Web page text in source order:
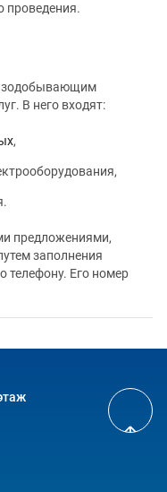
проведения.
В него входят:
,
предложениями,
заполнения
телефону. Его номер